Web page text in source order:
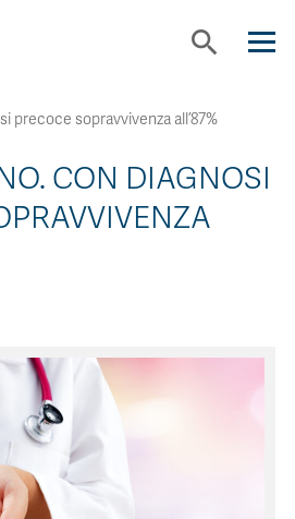
search
precoce sopravvivenza all’87%
CON DIAGNOSI